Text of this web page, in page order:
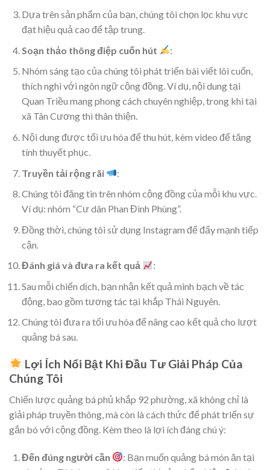
Dựa trên sản phẩm của bạn, chúng tôi chọn lọc khu vực
đạt hiệu quả cao để tập trung.
Soạn thảo thông điệp cuốn hút
:
Nhóm sáng tạo của chúng tôi phát triển bài viết lôi cuốn,
thích nghi với ngôn ngữ cộng đồng. Ví dụ, nội dung tại
Quan Triều mang phong cách chuyên nghiệp, trong khi tại
xã Tân Cương thì thân thiện.
Nội dung được tối ưu hóa để thu hút, kèm video để tăng
tính thuyết phục.
Truyền tải rộng rãi
:
Chúng tôi đăng tin trên nhóm cộng đồng của mỗi khu vực.
Ví dụ: nhóm “Cư dân Phan Đình Phùng”.
Đồng thời, chúng tôi sử dụng Instagram để đẩy mạnh tiếp
cận.
Đánh giá và đưa ra kết quả
:
Sau mỗi chiến dịch, bạn nhận kết quả minh bạch về tác
động, bao gồm tương tác tại khắp Thái Nguyên.
Chúng tôi đưa ra tối ưu hóa để nâng cao kết quả cho lượt
quảng bá sau.
Lợi Ích Nổi Bật Khi Đầu Tư Giải Pháp Của
Chúng Tôi
Chiến lược quảng bá phủ khắp 92 phường, xã không chỉ là
giải pháp truyền thông, mà còn là cách thức để phát triển sự
gắn bó với cộng đồng. Kèm theo là lợi ích đáng chú ý:
Đến đúng người cần
: Bạn muốn quảng bá món ăn tại